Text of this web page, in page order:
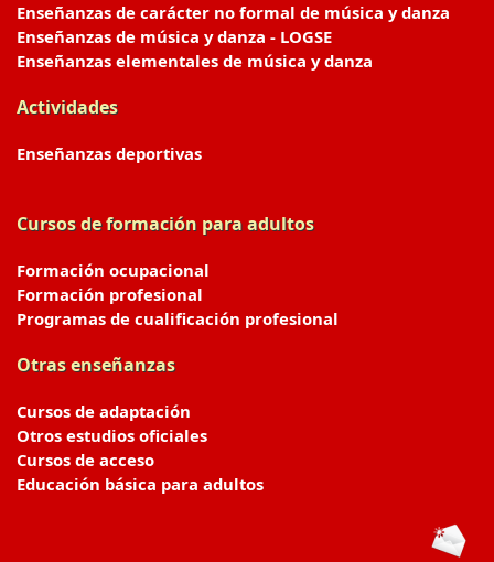
Enseñanzas de carácter no formal de música y danza
Enseñanzas de música y danza - LOGSE
Enseñanzas elementales de música y danza
Actividades
Enseñanzas deportivas
Cursos de formación para adultos
Formación ocupacional
Formación profesional
Programas de cualificación profesional
Otras enseñanzas
Cursos de adaptación
Otros estudios oficiales
Cursos de acceso
Educación básica para adultos